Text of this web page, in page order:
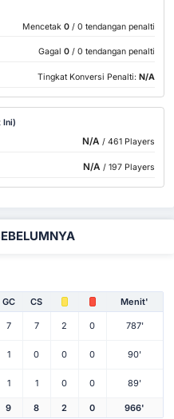
Mencetak 0 / 0 tendangan penalti
Gagal 0 / 0 tendangan penalti
Tingkat Konversi Penalti: N/A
Ini)
N/A / 461 Players
N/A / 197 Players
GC CS Menit'
7 7 2 0 787'
1 0 0 0 90'
1 1 0 0 89'
9 8 2 0 966'